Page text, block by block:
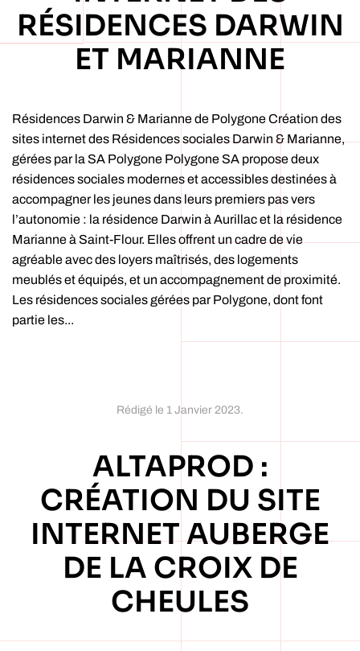
RÉSIDENCES DARWIN
ET MARIANNE
Résidences Darwin & Marianne de Polygone Création des
sites internet des Résidences sociales Darwin & Marianne,
gérées par la SA Polygone Polygone SA propose deux
résidences sociales modernes et accessibles destinées à
accompagner les jeunes dans leurs premiers pas vers
l’autonomie : la résidence Darwin à Aurillac et la résidence
Marianne à Saint-Flour. Elles offrent un cadre de vie
agréable avec des loyers maîtrisés, des logements
meublés et équipés, et un accompagnement de proximité.
Les résidences sociales gérées par Polygone, dont font
partie les...
Rédigé le 1 Janvier 2023.
ALTAPROD :
CRÉATION DU SITE
INTERNET AUBERGE
DE LA CROIX DE
CHEULES